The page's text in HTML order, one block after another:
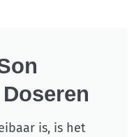
is, is het